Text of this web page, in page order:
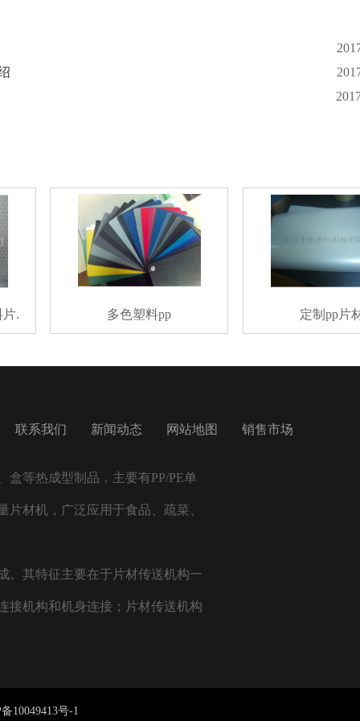
片. 多色塑料pp 定制pp片
联系我们 新闻动态 网站地图 销售市场
等热成型制品，主要有PP/PE单
材机，广泛应用于食品、疏菜、
。其特征主要在于片材传送机构一
接机构和机身连接；片材传送机构
10049413号-1